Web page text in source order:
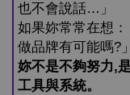
也不會說話…」
如果妳常常在想：
做品牌有可能嗎?」
妳不是不夠努力,
工具與系統。